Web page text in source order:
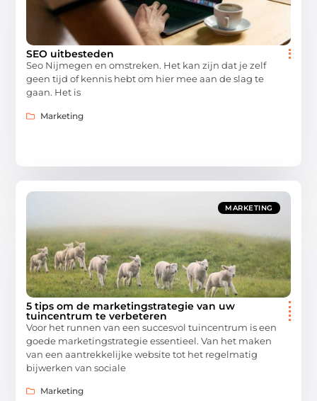
SEO uitbesteden
Seo Nijmegen en omstreken. Het kan zijn dat je zelf
geen tijd of kennis hebt om hier mee aan de slag te
gaan. Het is
Marketing
MARKETING
5 tips om de marketingstrategie van uw
tuincentrum te verbeteren
Voor het runnen van een succesvol tuincentrum is een
goede marketingstrategie essentieel. Van het maken
van een aantrekkelijke website tot het regelmatig
bijwerken van sociale
Marketing